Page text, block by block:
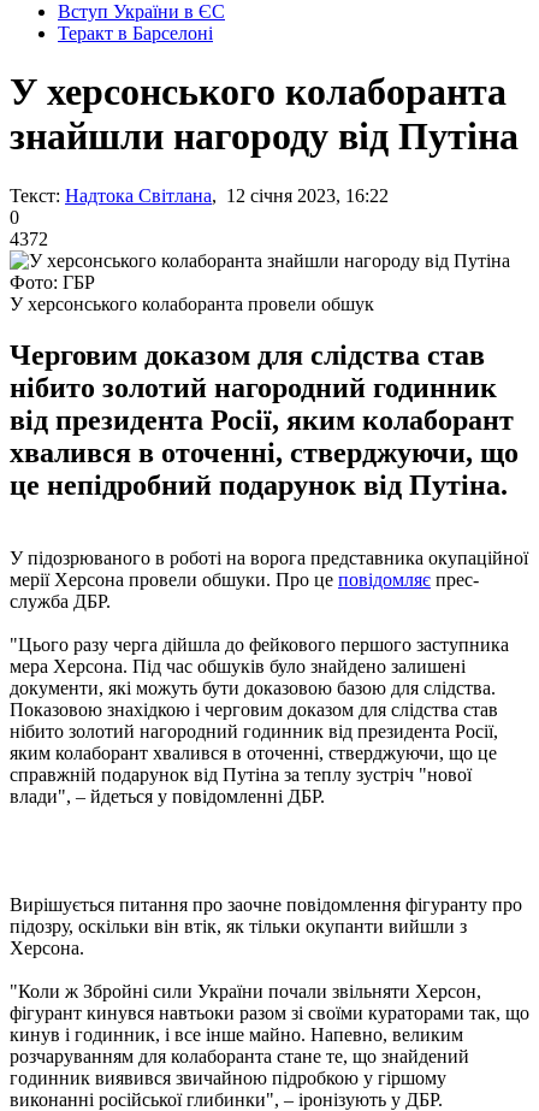
Вступ України в ЄС
Теракт в Барселоні
У херсонського колаборанта
знайшли нагороду від Путіна
Текст: Надтока Світлана, 12 січня 2023, 16:22
0
4372
Фото: ГБР
У херсонського колаборанта провели обшук
Черговим доказом для слідства став
нібито золотий нагородний годинник
від президента Росії, яким колаборант
хвалився в оточенні, стверджуючи, що
це непідробний подарунок від Путіна.
У підозрюваного в роботі на ворога представника окупаційної
мерії Херсона провели обшуки. Про це повідомляє прес-
служба ДБР.
"Цього разу черга дійшла до фейкового першого заступника
мера Херсона. Під час обшуків було знайдено залишені
документи, які можуть бути доказовою базою для слідства.
Показовою знахідкою і черговим доказом для слідства став
нібито золотий нагородний годинник від президента Росії,
яким колаборант хвалився в оточенні, стверджуючи, що це
справжній подарунок від Путіна за теплу зустріч "нової
влади", – йдеться у повідомленні ДБР.
Вирішується питання про заочне повідомлення фігуранту про
підозру, оскільки він втік, як тільки окупанти вийшли з
Херсона.
"Коли ж Збройні сили України почали звільняти Херсон,
фігурант кинувся навтьоки разом зі своїми кураторами так, що
кинув і годинник, і все інше майно. Напевно, великим
розчаруванням для колаборанта стане те, що знайдений
годинник виявився звичайною підробкою у гіршому
виконанні російської глибинки", – іронізують у ДБР.